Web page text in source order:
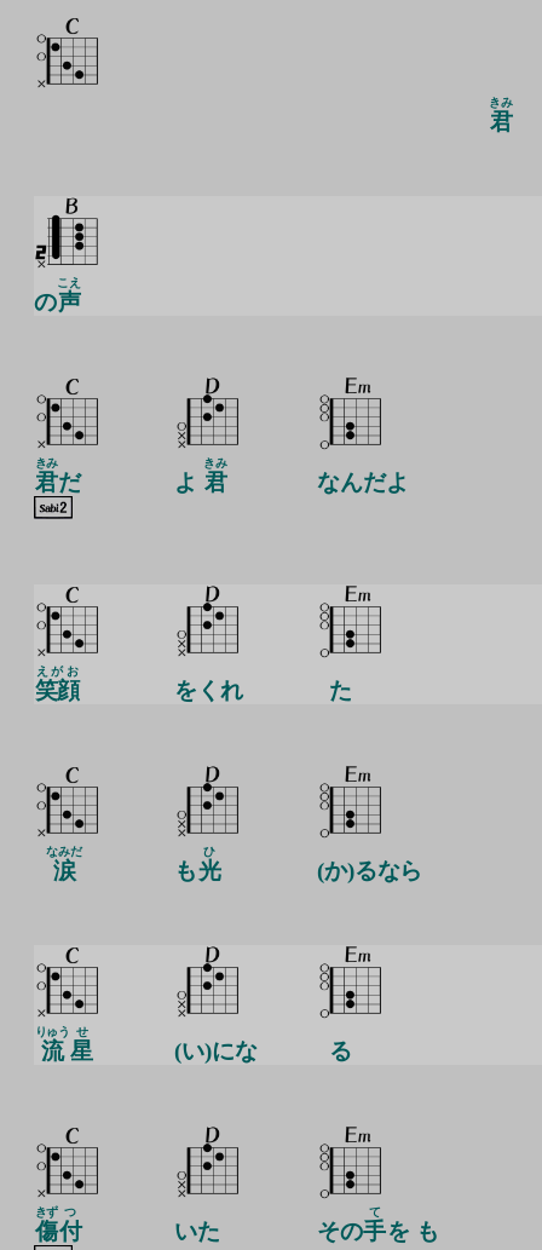
君
きみ
の声
こえ
君
きみ
だ よ 君
きみ
なんだよ
笑顔
えがお
をくれ た
涙
なみだ
も光
ひ
(か)るなら
流
りゅう
星
せ
(い)にな る
傷
きず
付
つ
いた その手
て
を も